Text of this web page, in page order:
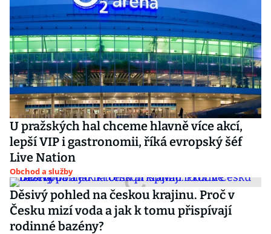
U pražských hal chceme hlavně více akcí,
lepší VIP i gastronomii, říká evropský šéf
Live Nation
Obchod a služby
Děsivý pohled na českou krajinu. Proč v
Česku mizí voda a jak k tomu přispívají
rodinné bazény?